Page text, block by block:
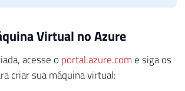
Virtual no Azure
acesse o portal.azure.com e siga os
criar sua máquina virtual: